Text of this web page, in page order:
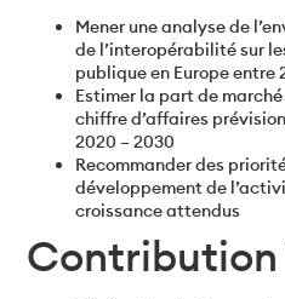
Mener une analyse de
de l’interopérabilité sur
publique en Europe entre
Estimer la part de
chiffre d’affaires
2020 – 2030
Recommander des
développement de
croissance attendus
Contribution